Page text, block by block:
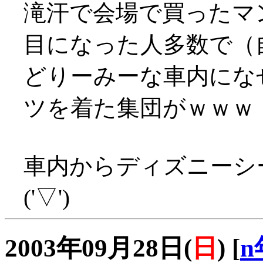
滝汗で会場で買った
目になった人多数で
どりーみーな車内に
ツを着た集団がｗｗｗ
車内からディズニー
('▽')
2003年09月28日( 日 ) [n